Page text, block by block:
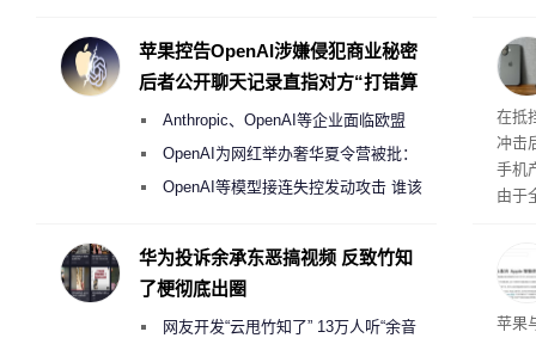
互
桌面
系
在抵
冲击
手机
由于
前受
保
了
苹果
度
苹果控告OpenAI涉嫌侵犯商业秘密
后者公开聊天记录直指对方“打错算
Anthropic、OpenAI等企业面临欧盟
《人工智能法案》全新执法权限审查
OpenAI为网红举办奢华夏令营被批：
2000美元一晚 遭讽“反乌托邦”
OpenAI等模型接连失控发动攻击 谁该
华为投诉余承东恶搞视频 反致竹知
了梗彻底出圈
网友开发“云甩竹知了” 13万人听“余音